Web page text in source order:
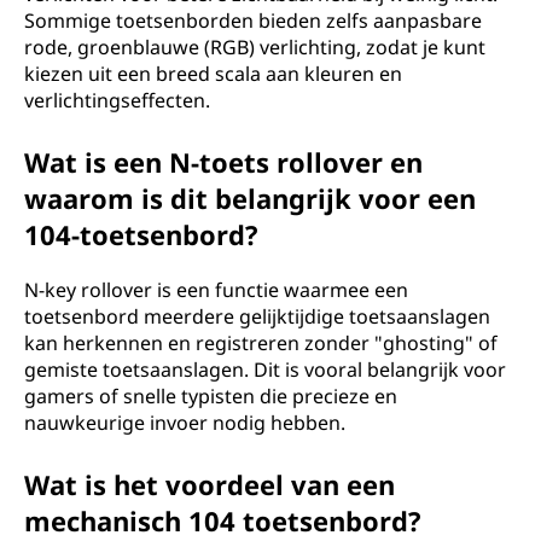
Sommige toetsenborden bieden zelfs aanpasbare
rode, groenblauwe (RGB) verlichting, zodat je kunt
kiezen uit een breed scala aan kleuren en
verlichtingseffecten.
Wat is een N-toets rollover en
waarom is dit belangrijk voor een
104-toetsenbord?
N-key rollover is een functie waarmee een
toetsenbord meerdere gelijktijdige toetsaanslagen
kan herkennen en registreren zonder "ghosting" of
gemiste toetsaanslagen. Dit is vooral belangrijk voor
gamers of snelle typisten die precieze en
nauwkeurige invoer nodig hebben.
Wat is het voordeel van een
mechanisch 104 toetsenbord?